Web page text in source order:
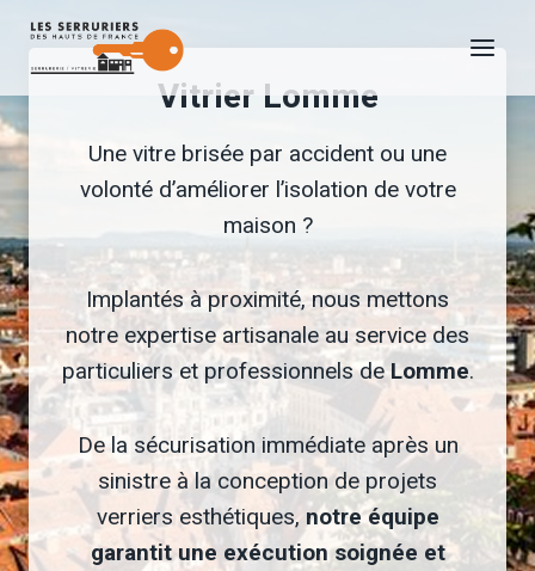
Aller
Vitrier Lomme
Une vitre brisée par accident ou une
volonté d’améliorer l’isolation de votre
maison ?
Implantés à proximité, nous mettons
notre expertise artisanale au service des
particuliers et professionnels deLomme.
De la sécurisation immédiate après un
sinistre à la conception de projets
verriers esthétiques, notre équipe
garantit une exécution soignée et